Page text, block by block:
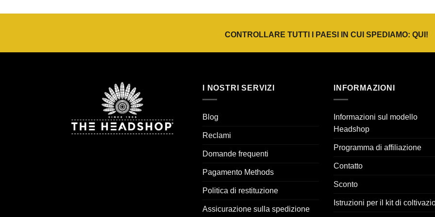
CONTROLLARE TUTTI I PAESI IN CUI SPEDIAMO: QUI !
I NOSTRI SERVIZI
Blog
Reclami
Domande frequenti
Pagamento Methods
Politica di restituzione
Assicurazione sulla spedizione
INFORMAZIONI
Informazioni sul modello
Headshop
Programma di affiliazione
Contatto
Sconto
Istruzioni per il kit di